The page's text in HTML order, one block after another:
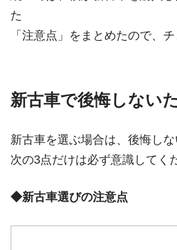
た
「注意点」をまとめたので、
新古車で後悔しない
新古車を選ぶ場合は、後悔し
次の3点だけは必ず意識してく
◆新古車選びの注意点